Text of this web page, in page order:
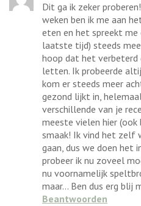
Dit ga ik zeker
weken ben ik me aan
eten en het spreekt me
laatste tijd) steeds
hoop dat het verbeterd
letten. Ik probeerde
kom er steeds meer
gezond lijkt in,
verschillende van je
meeste vielen hier (ook
smaak! Ik vind het zelf
gaan, dus we doen het
probeer ik nu zoveel
nu voornamelijk
maar... Ben dus erg blij
Beantwoorden